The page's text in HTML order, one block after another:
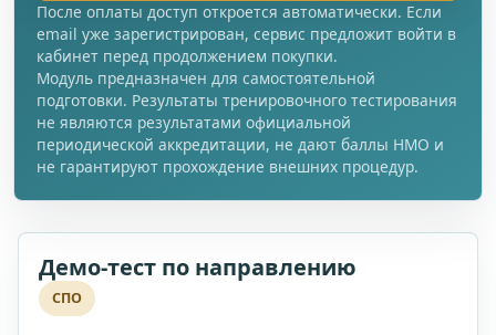
После оплаты доступ откроется автоматически. Если
email уже зарегистрирован, сервис предложит войти в
кабинет перед продолжением покупки.
Модуль предназначен для самостоятельной
подготовки. Результаты тренировочного тестирования
не являются результатами официальной
периодической аккредитации, не дают баллы НМО и
не гарантируют прохождение внешних процедур.
Демо-тест по направлению
СПО